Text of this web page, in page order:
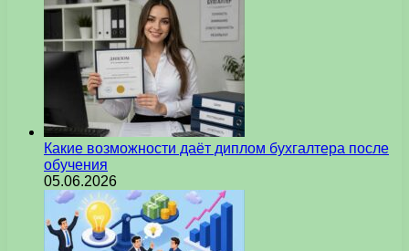
Какие возможности даёт диплом бухгалтера после
обучения
05.06.2026